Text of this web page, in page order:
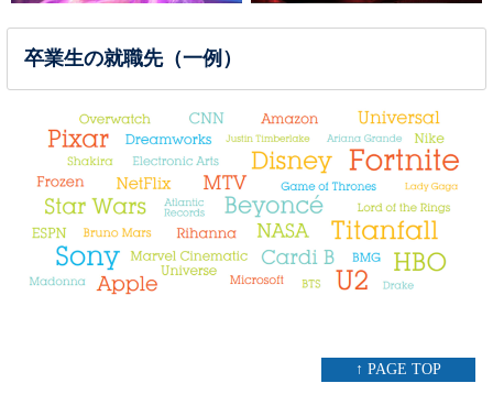
卒業生の就職先（一例）
↑ PAGE TOP